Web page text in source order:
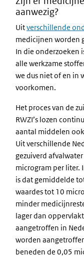
aanwezig?
Uitverschillende
medicijnen worden
In die onderzoeken
alle werkzame
we dus niet of en in
voorkomen.
Het proces van de
RWZI’s lozen
aantal middelen
Uit verschillende
gezuiverd
microgram per
is dat gemiddelde
waardes tot 10
minder
lager dan
aangetroffen in
worden
beneden de 0,05